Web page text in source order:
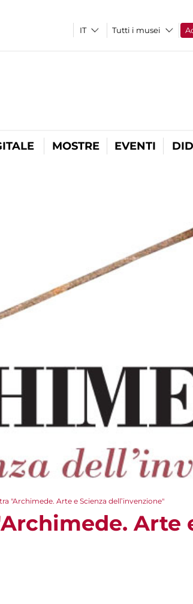
Tutti i musei
MOSTRE EVENTI
"Archimede. Arte e Scienza dell’invenzione"
Arte